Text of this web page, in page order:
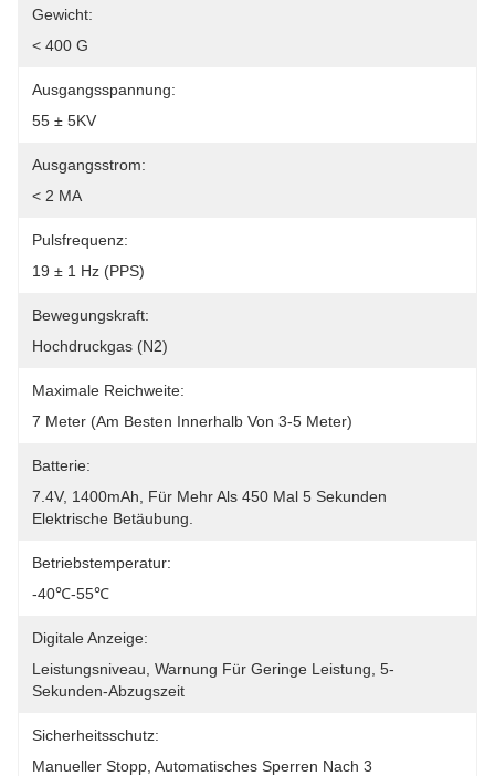
Gewicht:
< 400 G
Ausgangsspannung:
55 ± 5KV
Ausgangsstrom:
< 2 MA
Pulsfrequenz:
19 ± 1 Hz (PPS)
Bewegungskraft:
Hochdruckgas (N2)
Maximale Reichweite:
7 Meter (am Besten Innerhalb Von 3-5 Meter)
Batterie:
7.4V, 1400mAh, Für Mehr Als 450 Mal 5 Sekunden
Elektrische Betäubung.
Betriebstemperatur:
-40℃-55℃
Digitale Anzeige:
Leistungsniveau, Warnung Für Geringe Leistung, 5-
Sekunden-Abzugszeit
Sicherheitsschutz:
Manueller Stopp, Automatisches Sperren Nach 3